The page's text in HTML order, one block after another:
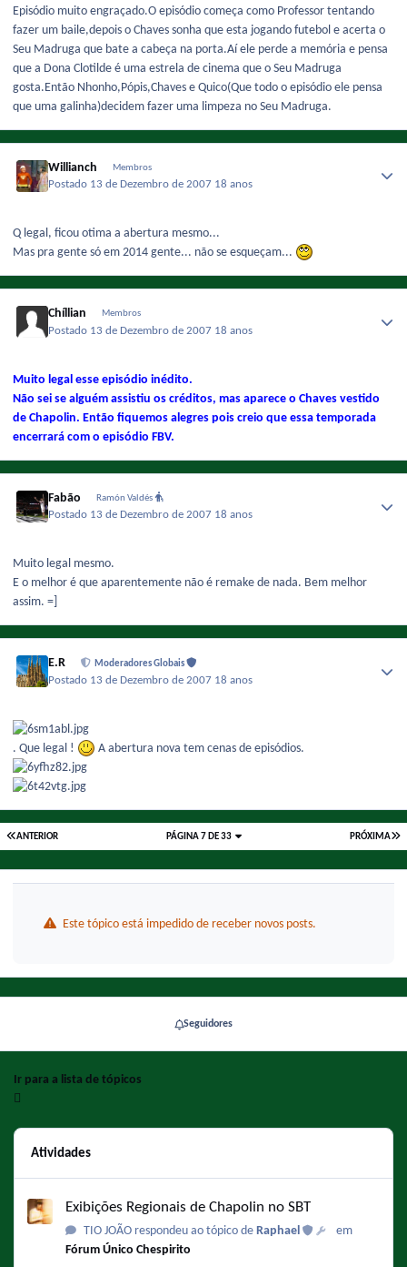
Episódio muito engraçado.O episódio começa como Professor tentando
fazer um baile,depois o Chaves sonha que esta jogando futebol e acerta o
Seu Madruga que bate a cabeça na porta.Aí ele perde a memória e pensa
que a Dona Clotilde é uma estrela de cinema que o Seu Madruga
gosta.Então Nhonho,Pópis,Chaves e Quico(Que todo o episódio ele pensa
que uma galinha)decidem fazer uma limpeza no Seu Madruga.
Willianch Membros
Postado 13 de Dezembro de 2007 18 anos
Q legal, ficou otima a abertura mesmo...
Mas pra gente só em 2014 gente... não se esqueçam...
Chíllian Membros
Postado 13 de Dezembro de 2007 18 anos
Muito legal esse episódio inédito.
Não sei se alguém assistiu os créditos, mas aparece o Chaves vestido
de Chapolin. Então fiquemos alegres pois creio que essa temporada
encerrará com o episódio FBV.
Fabão Ramón Valdés
Postado 13 de Dezembro de 2007 18 anos
Muito legal mesmo.
E o melhor é que aparentemente não é remake de nada. Bem melhor
assim. =]
E.R Moderadores Globais
Postado 13 de Dezembro de 2007 18 anos
. Que legal ! A abertura nova tem cenas de episódios.
ANTERIOR PRÓXIMA
PÁGINA 7 DE 33
Este tópico está impedido de receber novos posts.
Seguidores
Ir para a lista de tópicos
Atividades
Exibições Regionais de Chapolin no SBT
TIO JOÃO respondeu ao tópico de Raphael
em
Fórum Único Chespirito